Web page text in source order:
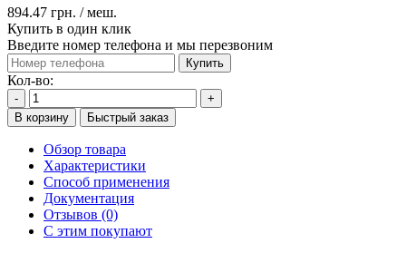
894.47 грн. / меш.
Купить в один клик
Введите номер телефона и мы перезвоним
Купить
Кол-во:
-
+
В корзину
Быстрый заказ
Обзор товара
Характеристики
Способ применения
Документация
Отзывов (0)
С этим покупают